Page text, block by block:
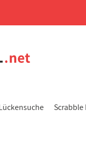
Scrabble